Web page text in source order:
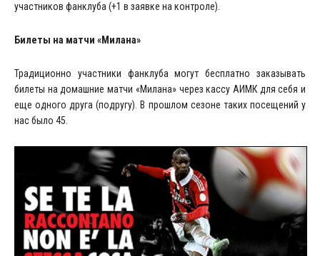
участников фанклуба (+1 в заявке на контроле).
Билеты на матчи «Милана»
Традиционно участники фанклуба могут бесплатно заказывать
билеты на домашние матчи «Милана» через кассу АИМК для себя и
еще одного друга (подругу). В прошлом сезоне таких посещений у
нас было 45.